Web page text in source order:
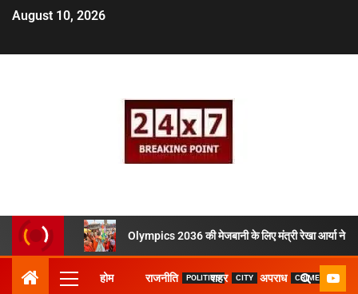
August 10, 2026
Olympics 2036 की मेजबानी के लिए मंत्री रेखा आर्या ने
होम राजनीति POLITICSशहर CITY अपराध CRIME